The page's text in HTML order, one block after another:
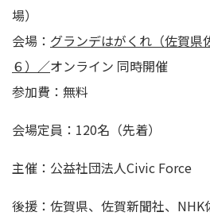
場）
会場： グランデはがくれ（佐賀県
６）／オンライン 同時開催
参加費：無料
会場定員：120名（先着）
主催：公益社団法人Civic Force
後援：佐賀県、佐賀新聞社、